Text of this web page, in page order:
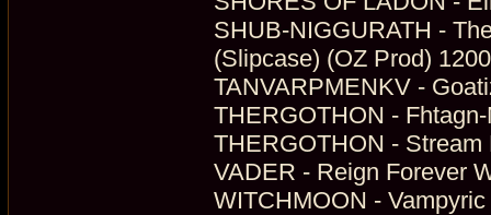
SHUB-NIGGURATH -
(Slipcase) (OZ Prod) 1200
TANVARPMENKV -
THERGOTHON -
THERGOTHON -
VADER - Reign Forever
WITCHMOON -